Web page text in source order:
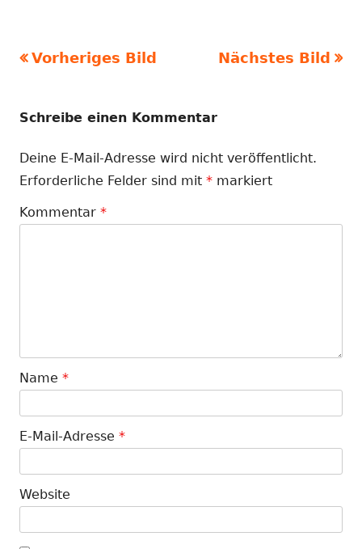
Vorheriges Bild Nächstes Bild
Schreibe einen Kommentar
Deine E-Mail-Adresse wird nicht veröffentlicht.
Erforderliche Felder sind mit * markiert
Kommentar *
Name *
E-Mail-Adresse *
Website